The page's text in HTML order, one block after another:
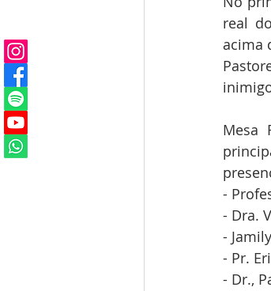
real
acima
Mesa
-
- Dra.
-
- Pr.
- Dr.,